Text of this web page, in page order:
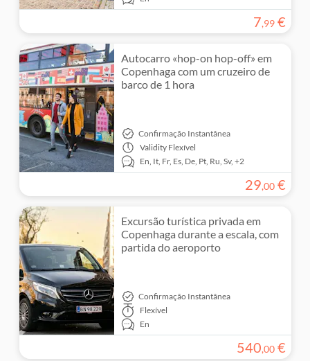
7,99 €
Autocarro «hop-on hop-off» em
Copenhaga com um cruzeiro de
barco de 1 hora
Confirmação Instantânea
Validity Flexível
En, It, Fr, Es, De, Pt, Ru,Sv,+2
29,00 €
Excursão turística privada em
Copenhaga durante a escala, com
partida do aeroporto
Confirmação Instantânea
Flexível
En
540,00 €